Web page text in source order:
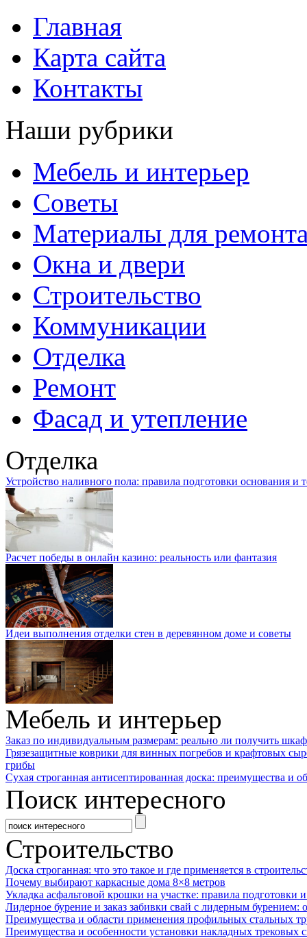
Главная
Карта сайта
Контакты
Наши рубрики
Мебель и интерьер
Советы
Материалы для
Окна и двери
Строительство
Коммуникации
Отделка
Ремонт
Фасад и утепление
Отделка
Устройство наливного пола: правила подготовки основания и
Расчет победы в онлайн казино: реальность или фантазия
Идеи выполнения отделки стен в деревянном доме и советы
Мебель и интерьер
Заказ по индивидуальным размерам: реально ли получить
Грязезащитные коврики для винных погребов и крафтовых
грибы
Сухая строганная антисептированная доска: преимущества и
Поиск интересного
Строительство
Доска строганная: что это такое и где применяется в
Почему выбирают каркасные дома 8×8 метров
Укладка асфальтовой крошки на участке: правила подготовки
Лидерное бурение и заказ забивки свай с лидерным бурением:
Преимущества и области применения профильных стальных
Преимущества и особенности установки накладных трековых